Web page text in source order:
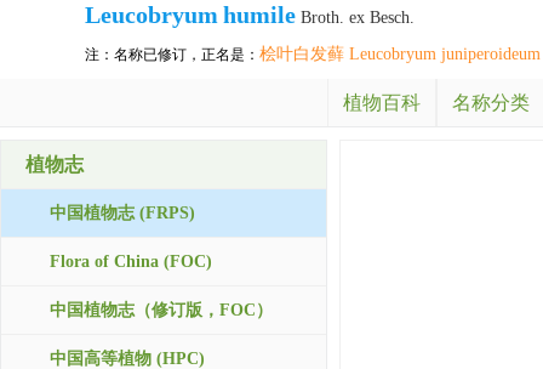
Leucobryum humile Broth. ex Besch.
注：名称已修订，正名是： 桧叶白发藓 Leucobryum juniperoideum
植物百科 名称分类
植物志
中国植物志 (FRPS)
Flora of China (FOC)
中国植物志（修订版，FOC）
中国高等植物 (HPC)